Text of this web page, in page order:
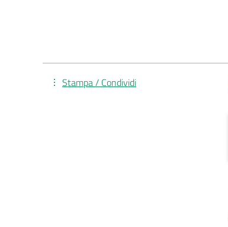
Stampa / Condividi